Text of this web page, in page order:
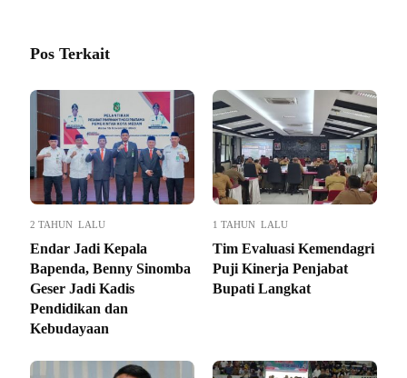
Pos Terkait
2 TAHUN LALU
Endar Jadi Kepala
Bapenda, Benny Sinomba
Geser Jadi Kadis
Pendidikan dan
Kebudayaan
1 TAHUN LALU
Tim Evaluasi Kemendagri
Puji Kinerja Penjabat
Bupati Langkat